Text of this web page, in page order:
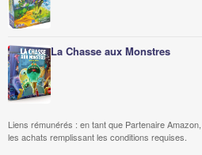
La Chasse aux Monstres
Liens rémunérés : en tant que Partenaire
les achats remplissant les conditions requises.